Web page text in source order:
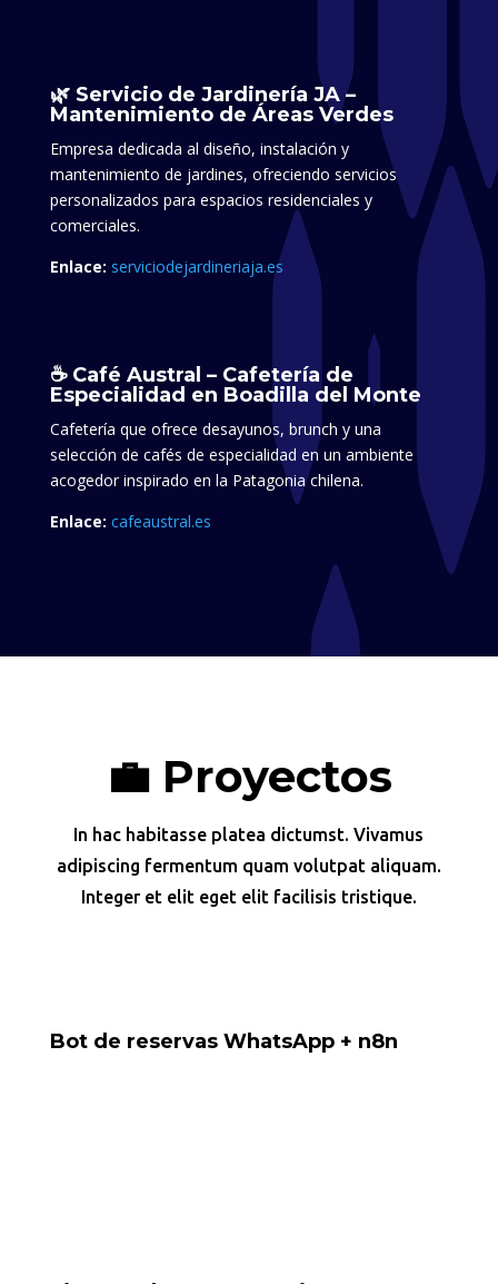
🌿 Servicio de Jardinería JA –
Mantenimiento de Áreas Verdes
Empresa dedicada al diseño, instalación y
mantenimiento de jardines, ofreciendo servicios
personalizados para espacios residenciales y
comerciales.​
Enlace: serviciodejardineriaja.es
☕ Café Austral – Cafetería de
Especialidad en Boadilla del Monte
Cafetería que ofrece desayunos, brunch y una
selección de cafés de especialidad en un ambiente
acogedor inspirado en la Patagonia chilena.​
Enlace: cafeaustral.es
💼 Proyectos
In hac habitasse platea dictumst. Vivamus
adipiscing fermentum quam volutpat aliquam.
Integer et elit eget elit facilisis tristique.
Bot de reservas WhatsApp + n8n